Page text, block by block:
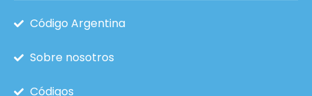
Código Argentina
Sobre nosotros
Códigos